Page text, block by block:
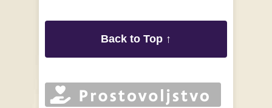
Back to Top ↑